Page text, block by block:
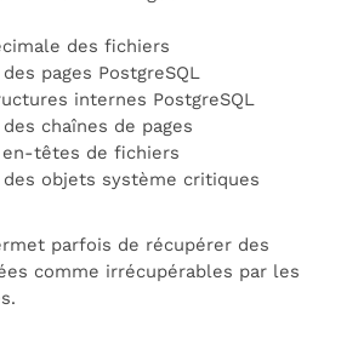
des fichiers
pages PostgreSQL
internes PostgreSQL
chaînes de pages
en-têtes de fichiers
objets système critiques
parfois de récupérer des
comme irrécupérables par les